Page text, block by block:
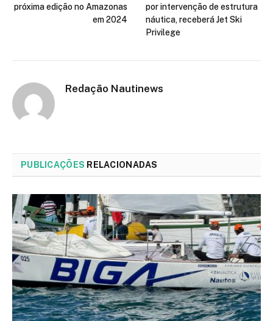
próxima edição no Amazonas
em 2024
por intervenção de estrutura
náutica, receberá Jet Ski
Privilege
Redação Nautinews
PUBLICAÇÕES RELACIONADAS